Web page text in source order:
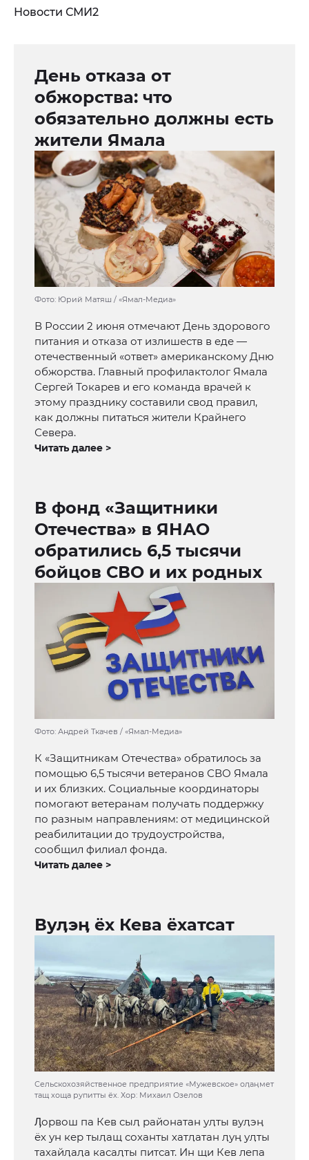
Новости СМИ2
День отказа от
обжорства: что
обязательно должны есть
жители Ямала
Фото: Юрий Матяш / «Ямал-Медиа»
В России 2 июня отмечают День здорового
питания и отказа от излишеств в еде —
отечественный «ответ» американскому Дню
обжорства. Главный профилактолог Ямала
Сергей Токарев и его команда врачей к
этому празднику составили свод правил,
как должны питаться жители Крайнего
Севера.
Читать далее >
В фонд «Защитники
Отечества» в ЯНАО
обратились 6,5 тысячи
бойцов СВО и их родных
Фото: Андрей Ткачев / «Ямал-Медиа»
К «Защитникам Отечества» обратилось за
помощью 6,5 тысячи ветеранов СВО Ямала
и их близких. Социальные координаторы
помогают ветеранам получать поддержку
по разным направлениям: от медицинской
реабилитации до трудоустройства,
сообщил филиал фонда.
Читать далее >
Вуӆэӊ ёх Кева ёхатсат
Сельскохозяйственное предприятие «Мужевское» оӆаӊмет
тащ хоща рупитты ёх. Хор: Михаил Озелов
Ӆорвош па Кев сыӆ районатан уӆты вуӆэӊ
ёх ун кер тыӆащ соханты хатӆатан ӆуӊ уӆты
тахайӆаӆа касаӆты питсат. Ин щи Кев лепа